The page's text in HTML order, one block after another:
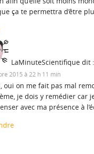
ça te permettra d’être
LaMinuteScientifique dit :
2015 à 22 h 11 min
oui on me fait pas mal
je dois y remédier car
avec ma présence à